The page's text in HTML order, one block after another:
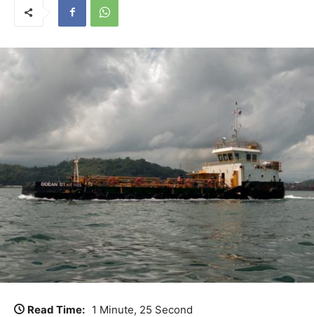
Read Time: 1 Minute, 25 Second